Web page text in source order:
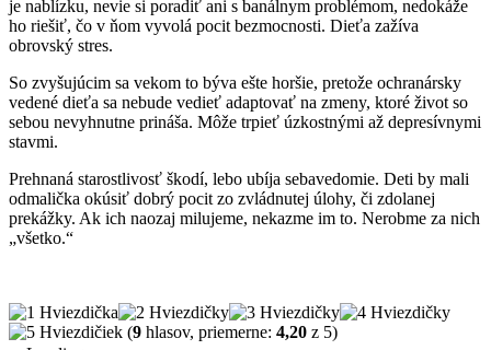
je nablízku, nevie si poradiť ani s banálnym problémom, nedokáže
ho riešiť, čo v ňom vyvolá pocit bezmocnosti. Dieťa zažíva
obrovský stres.
So zvyšujúcim sa vekom to býva ešte horšie, pretože ochranársky
vedené dieťa sa nebude vedieť adaptovať na zmeny, ktoré život so
sebou nevyhnutne prináša. Môže trpieť úzkostnými až depresívnymi
stavmi.
Prehnaná starostlivosť škodí, lebo ubíja sebavedomie. Deti by mali
odmalička okúsiť dobrý pocit zo zvládnutej úlohy, či zdolanej
prekážky. Ak ich naozaj milujeme, nekazme im to. Nerobme za nich
„všetko.“
(9 hlasov, priemerne: 4,20 z 5)